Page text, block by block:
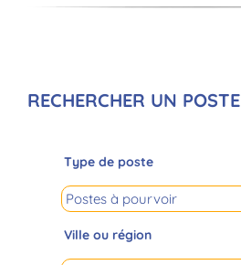
RECHERCHER UN POSTE
Type de poste
Ville ou région